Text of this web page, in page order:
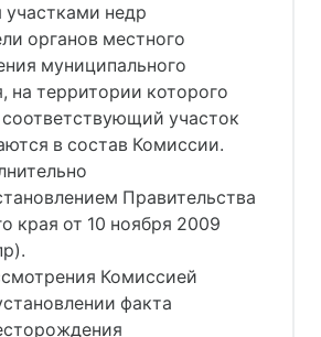
участками недр
органов местного
муниципального
на территории которого
участок
в состав Комиссии.
Правительства
края от 10 ноября 2009
Комиссией
факта